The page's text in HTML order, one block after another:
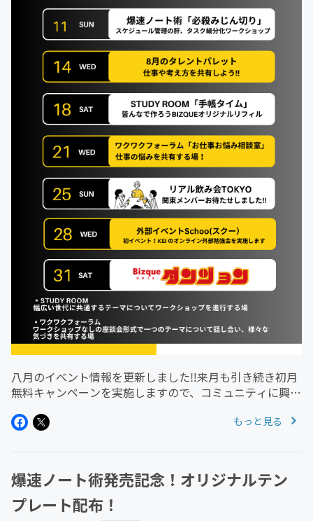
八月のイベント情報を更新しました‼︎来月も引き続き初月
無料キャンペーンを実施しますので、コミュニティに興味
もっと見る
爆速ノート術発売記念！オリジナルテン
プレート配布！